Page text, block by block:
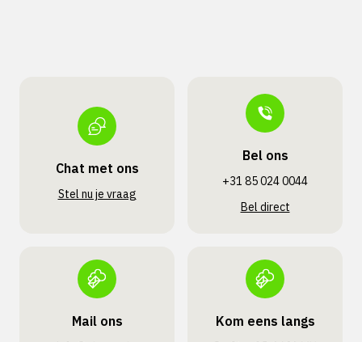
Chat met ons
Stel nu je vraag
Bel ons
+31 85 024 0044
Bel direct
Mail ons Kom eens langs